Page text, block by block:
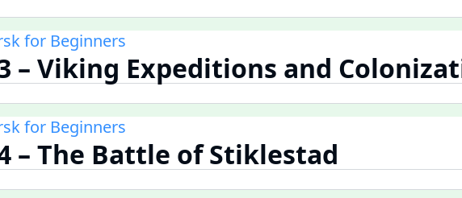
for Beginners
– Viking Expeditions and
for Beginners
– The Battle of Stiklestad